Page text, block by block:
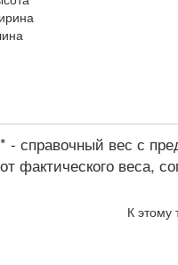
* - справочный вес с
от фактического веса,
К этому